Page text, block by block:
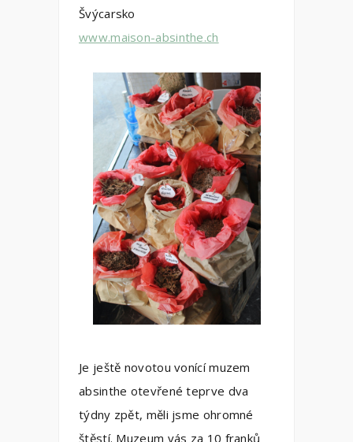
Švýcarsko
www.maison-absinthe.ch
Je ještě novotou vonící muzem
absinthe otevřené teprve dva
týdny zpět, měli jsme ohromné
štěstí. Muzeum vás za 10 franků